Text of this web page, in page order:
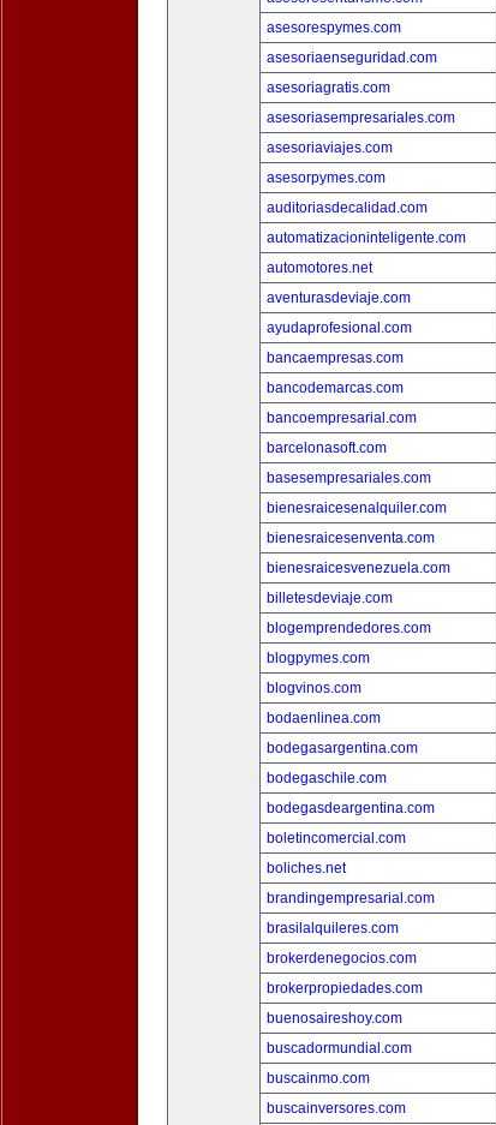
asesorespymes.com
asesoriaenseguridad.com
asesoriagratis.com
asesoriasempresariales.com
asesoriaviajes.com
asesorpymes.com
auditoriasdecalidad.com
automatizacioninteligente.com
automotores.net
aventurasdeviaje.com
ayudaprofesional.com
bancaempresas.com
bancodemarcas.com
bancoempresarial.com
barcelonasoft.com
basesempresariales.com
bienesraicesenalquiler.com
bienesraicesenventa.com
bienesraicesvenezuela.com
billetesdeviaje.com
blogemprendedores.com
blogpymes.com
blogvinos.com
bodaenlinea.com
bodegasargentina.com
bodegaschile.com
bodegasdeargentina.com
boletincomercial.com
boliches.net
brandingempresarial.com
brasilalquileres.com
brokerdenegocios.com
brokerpropiedades.com
buenosaireshoy.com
buscadormundial.com
buscainmo.com
buscainversores.com